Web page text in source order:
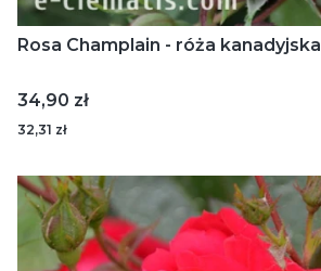
Rosa Champlain - róża kanadyjska
Cena
34,90 zł
32,31 zł